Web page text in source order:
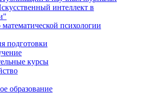
интеллект в
психологии
подготовки
курсы
образование